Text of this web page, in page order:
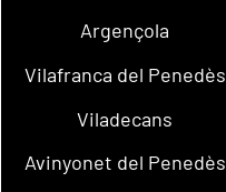
Argençola
Vilafranca del Penedès
Viladecans
Avinyonet del Penedès